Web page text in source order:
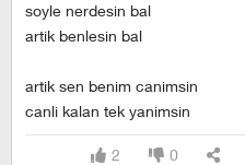
soyle nerdesin bal
artik benlesin bal
artik sen benim canimsin
canli kalan tek yanimsin
2 0